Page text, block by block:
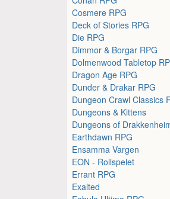
Cosmere RPG
Deck of Stories RPG
Die RPG
Dimmor & Borgar RPG
Dolmenwood Tabletop
Dragon Age RPG
Dunder & Drakar RPG
Dungeon Crawl Classics
Dungeons & Kittens
Dungeons of
Earthdawn RPG
Ensamma Vargen
EON - Rollspelet
Errant RPG
Exalted